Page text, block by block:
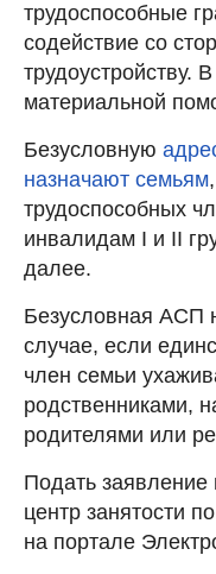
трудоспособные
содействие со
трудоустройству.
материальной
Безусловную
назначают семьям
трудоспособных
инвалидам I и II
далее.
Безусловная АСП
случае, если
член семьи
родственниками,
родителями или
Подать
центр занятости
на портале